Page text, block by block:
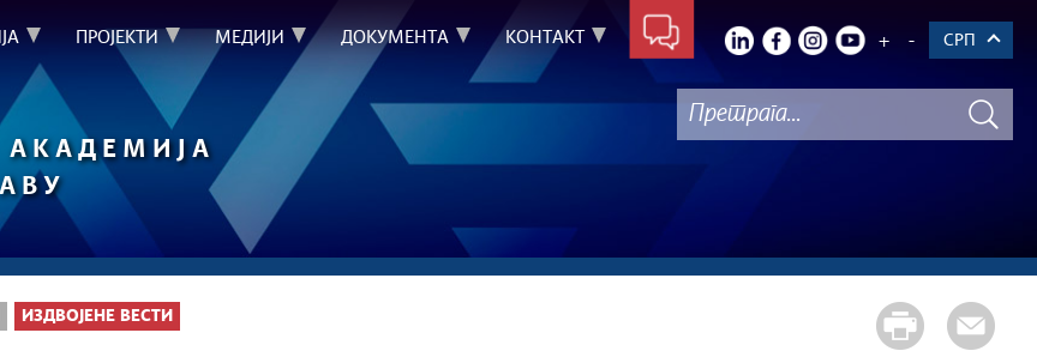
ПРОЈЕКТИ МЕДИЈИ ДОКУМЕНТА КОНТАКТ + - СРП
ИЗДВОЈЕНЕ ВЕСТИ